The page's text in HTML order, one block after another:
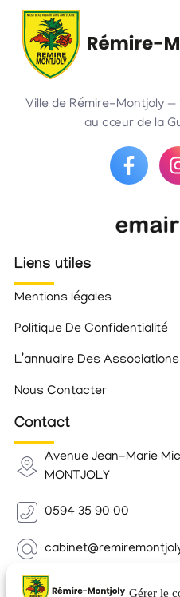
Gérer le
Ville de Rémire-Montjoly —
au cœur de la
Liens utiles
Mentions légales
Politique De Confidentialité
L’annuaire Des Associations
Nous Contacter
Contact
Avenue Jean-Marie
MONTJOLY
0594 35 90 00
Newsletter